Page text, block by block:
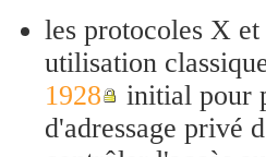
les protocoles X
utilisation
1928
initial pour
d'adressage privé